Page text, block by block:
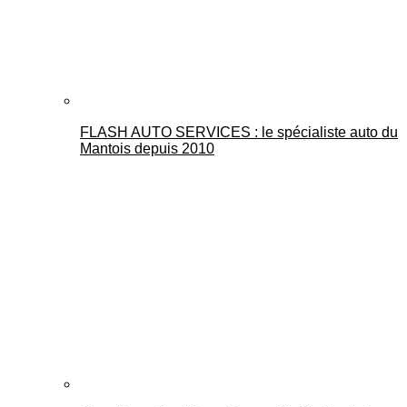
FLASH AUTO SERVICES : le spécialiste auto du
Mantois depuis 2010